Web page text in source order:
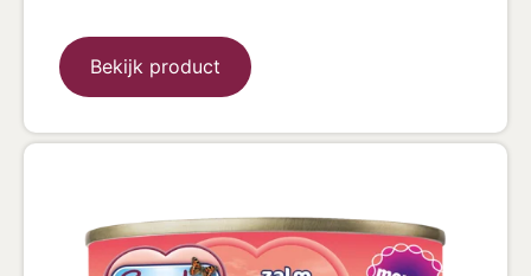
Bekijk product